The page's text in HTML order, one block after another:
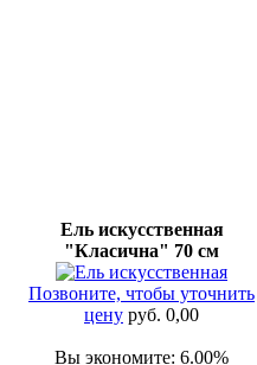
Ель искусственная
"Класична" 70 см
Позвоните, чтобы уточнить
цену руб. 0,00
Вы экономите: 6.00%